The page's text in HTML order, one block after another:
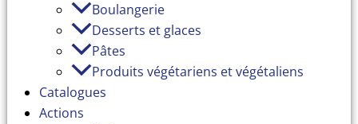
Boulangerie
Desserts et glaces
Pâtes
Produits végétariens et végétaliens
Catalogues
Actions